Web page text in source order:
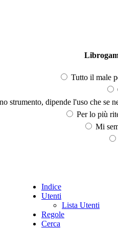
Tutto il male
strumento, dipende l'uso che se
Per lo più
Mi
Indice
Utenti
Lista Utenti
Regole
Cerca